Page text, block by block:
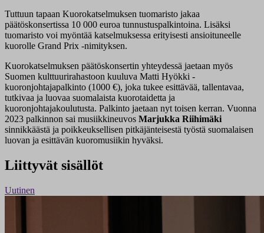
Tuttuun tapaan Kuorokatselmuksen tuomaristo jakaa
päätöskonsertissa 10 000 euroa tunnustuspalkintoina. Lisäksi
tuomaristo voi myöntää katselmuksessa erityisesti ansioituneelle
kuorolle Grand Prix -nimityksen.
Kuorokatselmuksen päätöskonsertin yhteydessä jaetaan myös
Suomen kulttuurirahastoon kuuluva Matti Hyökki -
kuoronjohtajapalkinto (1000 €), joka tukee esittävää, tallentavaa,
tutkivaa ja luovaa suomalaista kuorotaidetta ja
kuoronjohtajakoulutusta. Palkinto jaetaan nyt toisen kerran. Vuonna
2023 palkinnon sai musiikkineuvos Marjukka Riihimäki
sinnikkäästä ja poikkeuksellisen pitkäjänteisestä työstä suomalaisen
luovan ja esittävän kuoromusiikin hyväksi.
Liittyvät sisällöt
Uutinen